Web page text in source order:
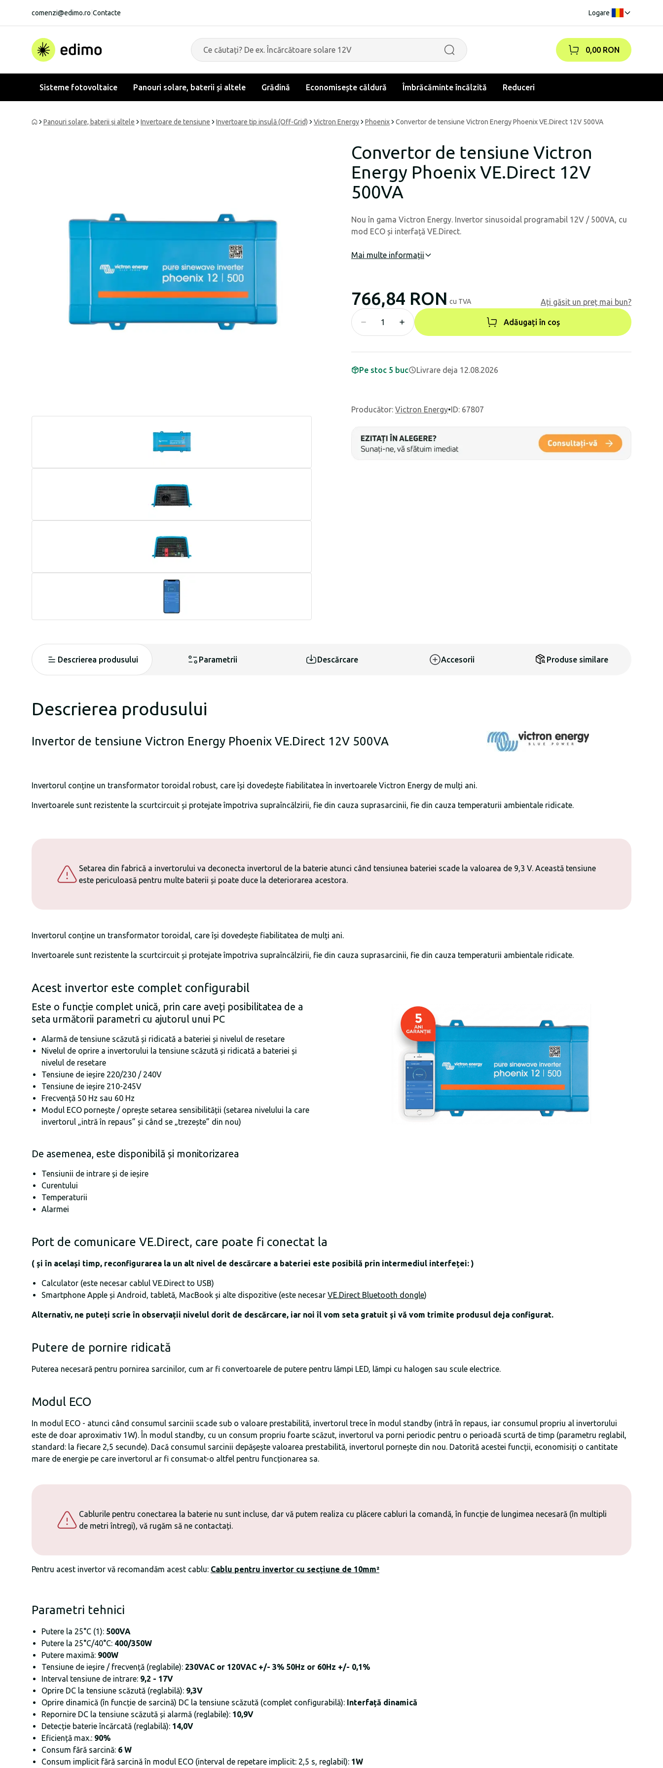
comenzi@edimo.ro Contacte Logare
0,00 RON
Sisteme fotovoltaice Panouri solare, baterii și altele Grădină Economisește căldură Îmbrăcăminte încălzită Reduceri
Panouri solare, baterii și altele Invertoare de tensiune Invertoare tip insulă (Off-Grid) Victron Energy Phoenix Convertor de tensiune Victron Energy Phoenix VE.Direct 12V 500VA
Convertor de tensiune Victron
Energy Phoenix VE.Direct 12V
500VA
Nou în gama Victron Energy. Invertor sinusoidal programabil 12V / 500VA, cu
mod ECO și interfață VE.Direct.
Mai multe informații
766,84 RON cu TVA Ați găsit un preț mai bun?
Adăugați în coș
Pe stoc 5 buc Livrare deja 12.08.2026
Producător: Victron Energy•ID: 67807
Descrierea produsului Parametrii Descărcare Accesorii Produse similare
Descrierea produsului
Invertor de tensiune Victron Energy Phoenix VE.Direct 12V 500VA
Invertorul conține un transformator toroidal robust, care își dovedește fiabilitatea în invertoarele Victron Energy de mulți ani.
Invertoarele sunt rezistente la scurtcircuit și protejate împotriva supraîncălzirii, fie din cauza suprasarcinii, fie din cauza temperaturii ambientale ridicate.
Setarea din fabrică a invertorului va deconecta invertorul de la baterie atunci când tensiunea bateriei scade la valoarea de 9,3 V. Această tensiune
este periculoasă pentru multe baterii și poate duce la deteriorarea acestora.
Invertorul conține un transformator toroidal, care își dovedește fiabilitatea de mulți ani.
Invertoarele sunt rezistente la scurtcircuit și protejate împotriva supraîncălzirii, fie din cauza suprasarcinii, fie din cauza temperaturii ambientale ridicate.
Acest invertor este complet configurabil
Este o funcție complet unică, prin care aveți posibilitatea de a
seta următorii parametri cu ajutorul unui PC
Alarmă de tensiune scăzută și ridicată a bateriei și nivelul de resetare
Nivelul de oprire a invertorului la tensiune scăzută și ridicată a bateriei și
nivelul de resetare
Tensiune de ieșire 220/230 / 240V
Tensiune de ieșire 210-245V
Frecvență 50 Hz sau 60 Hz
Modul ECO pornește / oprește setarea sensibilității (setarea nivelului la care
invertorul „intră în repaus” și când se „trezește” din nou)
De asemenea, este disponibilă și monitorizarea
Tensiunii de intrare și de ieșire
Curentului
Temperaturii
Alarmei
Port de comunicare VE.Direct, care poate fi conectat la
( și în același timp, reconfigurarea la un alt nivel de descărcare a bateriei este posibilă prin intermediul interfeței: )
Calculator (este necesar cablul VE.Direct to USB)
Smartphone Apple și Android, tabletă, MacBook și alte dispozitive (este necesar VE.Direct Bluetooth dongle)
Alternativ, ne puteți scrie în observații nivelul dorit de descărcare, iar noi îl vom seta gratuit și vă vom trimite produsul deja configurat.
Putere de pornire ridicată
Puterea necesară pentru pornirea sarcinilor, cum ar fi convertoarele de putere pentru lămpi LED, lămpi cu halogen sau scule electrice.
Modul ECO
In modul ECO - atunci când consumul sarcinii scade sub o valoare prestabilită, invertorul trece în modul standby (intră în repaus, iar consumul propriu al invertorului
este de doar aproximativ 1W). În modul standby, cu un consum propriu foarte scăzut, invertorul va porni periodic pentru o perioadă scurtă de timp (parametru reglabil,
standard: la fiecare 2,5 secunde). Dacă consumul sarcinii depășește valoarea prestabilită, invertorul pornește din nou. Datorită acestei funcții, economisiți o cantitate
mare de energie pe care invertorul ar fi consumat-o altfel pentru funcționarea sa.
Cablurile pentru conectarea la baterie nu sunt incluse, dar vă putem realiza cu plăcere cabluri la comandă, în funcție de lungimea necesară (în multipli
de metri întregi), vă rugăm să ne contactați.
Pentru acest invertor vă recomandăm acest cablu: Cablu pentru invertor cu secțiune de 10mm²
Parametri tehnici
Putere la 25°C (1): 500VA
Putere la 25°C/40°C: 400/350W
Putere maximă: 900W
Tensiune de ieșire / frecvență (reglabile): 230VAC or 120VAC +/- 3% 50Hz or 60Hz +/- 0,1%
Interval tensiune de intrare: 9,2 - 17V
Oprire DC la tensiune scăzută (reglabilă): 9,3V
Oprire dinamică (în funcție de sarcină) DC la tensiune scăzută (complet configurabilă): Interfață dinamică
Repornire DC la tensiune scăzută și alarmă (reglabile): 10,9V
Detecție baterie încărcată (reglabilă): 14,0V
Eficiență max.: 90%
Consum fără sarcină: 6 W
Consum implicit fără sarcină în modul ECO (interval de repetare implicit: 2,5 s, reglabil): 1W